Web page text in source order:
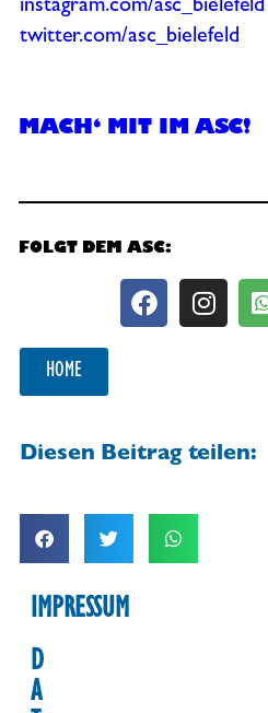
instagram.com/asc_bielefeld
twitter.com/asc_bielefeld
MACH‘ MIT IM ASC!
FOLGT DEM ASC:
HOME
Diesen Beitrag teilen:
IMPRESSUM
D
A